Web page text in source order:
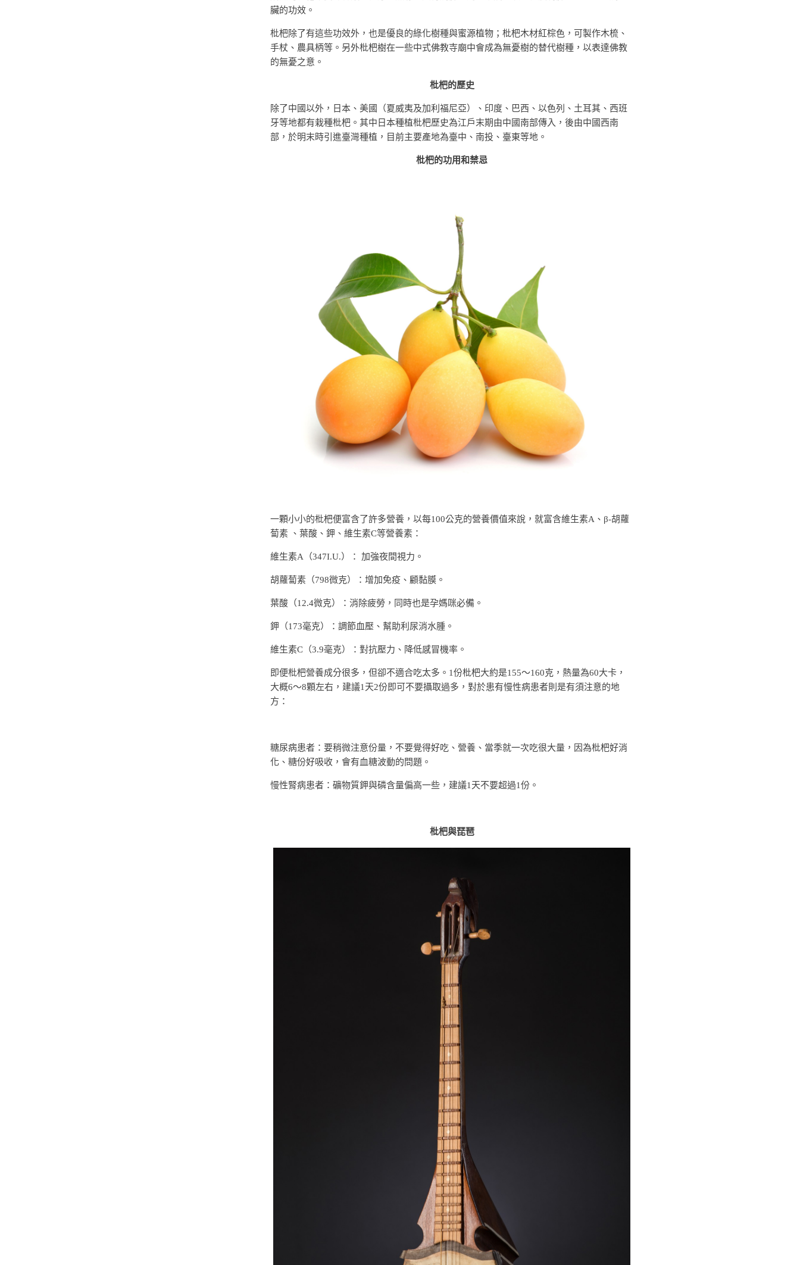
臟的功效。
枇杷除了有這些功效外，也是優良的綠化樹種與蜜源植物；枇杷木材紅棕色，可製作木梳、
手杖、農具柄等。另外枇杷樹在一些中式佛教寺廟中會成為無憂樹的替代樹種，以表達佛教
的無憂之意。
枇杷的歷史
除了中國以外，日本、美國（夏威夷及加利福尼亞）、印度、巴西、以色列、土耳其、西班
牙等地都有栽種枇杷。其中日本種植枇杷歷史為江戶末期由中國南部傳入，後由中國西南
部，於明末時引進臺灣種植，目前主要產地為臺中、南投、臺東等地。
枇杷的功用和禁忌
一顆小小的枇杷便富含了許多營養，以每100公克的營養價值來說，就富含維生素A、β-胡蘿
蔔素 、葉酸、鉀、維生素C等營養素：
維生素A（347I.U.）： 加強夜間視力。
胡蘿蔔素（798微克）：增加免疫、顧黏膜。
葉酸（12.4微克）：消除疲勞，同時也是孕媽咪必備。
鉀（173毫克）：調節血壓、幫助利尿消水腫。
維生素C（3.9毫克）：對抗壓力、降低感冒機率。
即便枇杷營養成分很多，但卻不適合吃太多。1份枇杷大約是155～160克，熱量為60大卡，
大概6～8顆左右，建議1天2份即可不要攝取過多，對於患有慢性病患者則是有須注意的地
方：
糖尿病患者：要稍微注意份量，不要覺得好吃、營養、當季就一次吃很大量，因為枇杷好消
化、糖份好吸收，會有血糖波動的問題。
慢性腎病患者：礦物質鉀與磷含量偏高一些，建議1天不要超過1份。
枇杷與琵琶